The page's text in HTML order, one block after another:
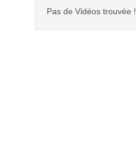
Pas de Vidéos trouvée !